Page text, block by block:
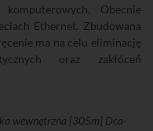
Obecnie
Ethernet. Zbudowana
ma na celu eliminację
oraz zakłóceń
wewnętrzna [305m] Dca-